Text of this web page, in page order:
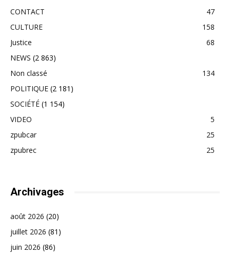
CONTACT
47
CULTURE
158
Justice
68
NEWS (2 863)
Non classé
134
POLITIQUE (2 181)
SOCIÉTÉ (1 154)
VIDEO
5
zpubcar
25
zpubrec
25
Archivages
août 2026 (20)
juillet 2026 (81)
juin 2026 (86)